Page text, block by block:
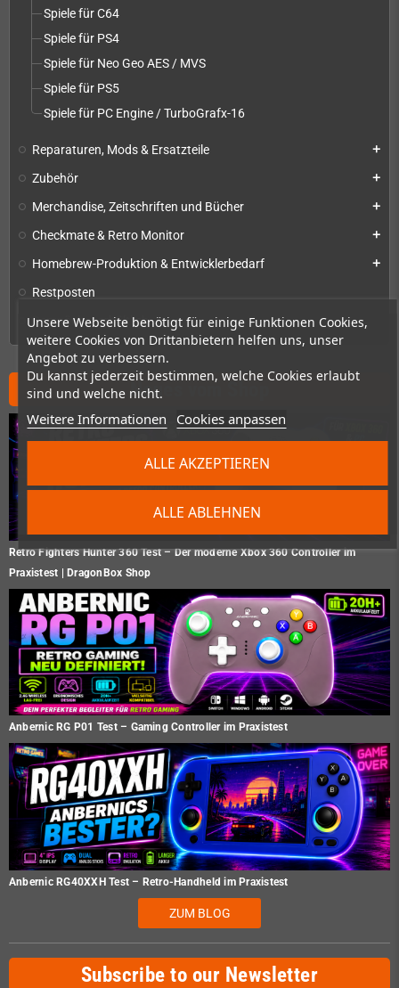
Unsere Webseite benötigt für einige Funktionen Cookies,
weitere Cookies von Drittanbietern helfen uns, unser
Angebot zu verbessern.
Du kannst jederzeit bestimmen, welche Cookies erlaubt
sind und welche nicht.
Weitere Informationen Cookies anpassen
ALLE ABLEHNEN
ALLE AKZEPTIEREN
Spiele für C64
Spiele für PS4
Spiele für Neo Geo AES / MVS
Spiele für PS5
Spiele für PC Engine / TurboGrafx-16
Reparaturen, Mods & Ersatzteile add
Zubehör add
Merchandise, Zeitschriften und Bücher add
Checkmate & Retro Monitor add
Homebrew-Produktion & Entwicklerbedarf add
Restposten
Demnächst erhältlich
Neues vom Shop
Retro Fighters Hunter 360 Test – Der moderne Xbox 360 Controller im
Praxistest | DragonBox Shop
Anbernic RG P01 Test – Gaming Controller im Praxistest
Anbernic RG40XXH Test – Retro-Handheld im Praxistest
ZUM BLOG
Subscribe to our Newsletter